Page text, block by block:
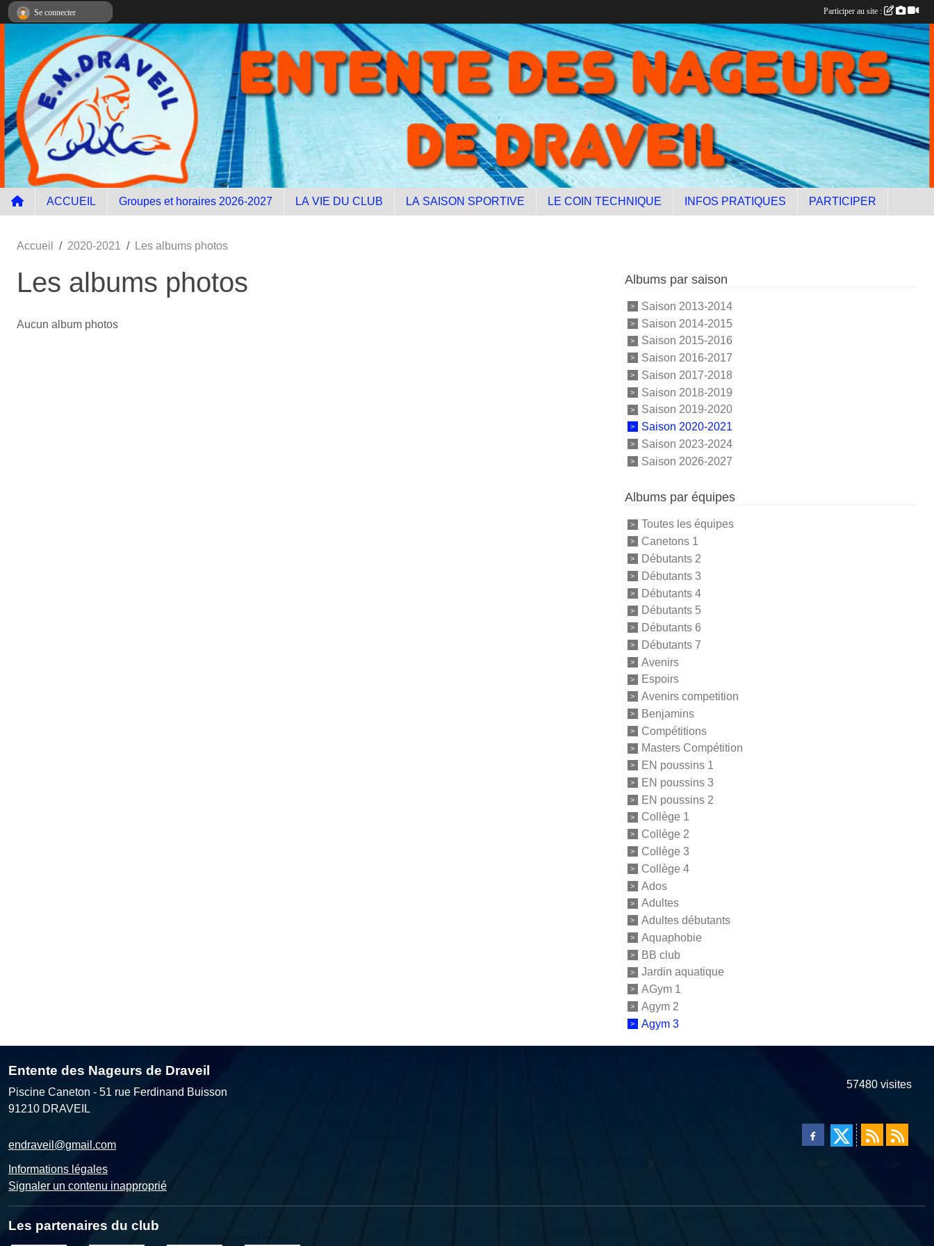
ACCUEIL Groupes et horaires 2026-2027 LA VIE DU CLUB LA SAISON SPORTIVE LE COIN TECHNIQUE INFOS PRATIQUES PARTICIPER
Accueil 2020-2021 Les albums photos
Les albums photos
Aucun album photos
Albums par saison
Saison 2013-2014
Saison 2014-2015
Saison 2015-2016
Saison 2016-2017
Saison 2017-2018
Saison 2018-2019
Saison 2019-2020
Saison 2020-2021
Saison 2023-2024
Saison 2026-2027
Albums par équipes
Toutes les équipes
Canetons 1
Débutants 2
Débutants 3
Débutants 4
Débutants 5
Débutants 6
Débutants 7
Avenirs
Espoirs
Avenirs competition
Benjamins
Compétitions
Masters Compétition
EN poussins 1
EN poussins 3
EN poussins 2
Collège 1
Collège 2
Collège 3
Collège 4
Ados
Adultes
Adultes débutants
Aquaphobie
BB club
Jardin aquatique
AGym 1
Agym 2
Agym 3
Entente des Nageurs de Draveil
Piscine Caneton - 51 rue Ferdinand Buisson
91210 DRAVEIL
endraveil@gmail.com
Informations légales
Signaler un contenu inapproprié
57480 visites
Les partenaires du club
Se connecter Participer au site :
Panneau de gestion des cookies